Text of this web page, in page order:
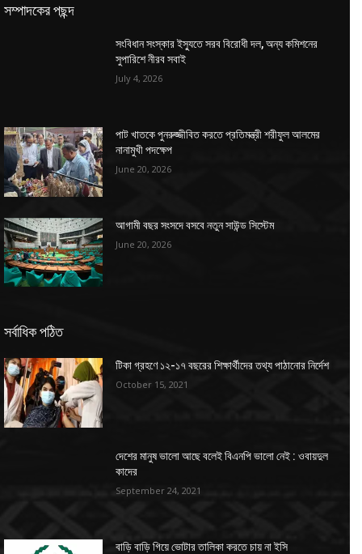
সম্পাদকের পছন্দ
সংবিধান সংস্কার ইস্যুতে সরব বিরোধী দল, অন্য কমিশনের
সুপারিশে নীরব সবাই
July 4, 2026
পাট খাতকে পুনরুজ্জীবিত করতে প্রতিমন্ত্রী শরীফুল আলমের
নানামুখী পদক্ষেপ
June 20, 2026
আগামী বছর সংসদে বসবে নতুন সাউন্ড সিস্টেম
June 20, 2026
সর্বাধিক পঠিত
টিকা গ্রহণে ১২-১৭ বছরের শিক্ষার্থীদের তথ্য পাঠানোর নির্দেশ
October 15, 2021
দেশের মানুষ ভালো আছে বলেই বিএনপি ভালো নেই : ওবায়দুল
কাদের
September 24, 2021
বাড়ি বাড়ি গিয়ে ভোটার তালিকা করতে চায় না ইসি